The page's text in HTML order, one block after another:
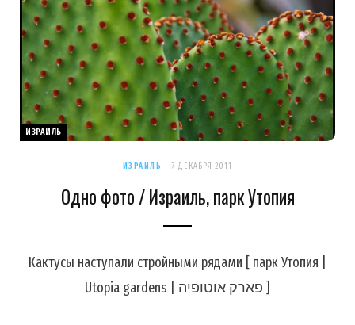
ИЗРАИЛЬ
ИЗРАИЛЬ 7 ДЕКАБРЯ 2011
Одно фото / Израиль, парк Утопия
Кактусы наступали стройными рядами [ парк Утопия |
Utopia gardens | פארק אוטופיה ]